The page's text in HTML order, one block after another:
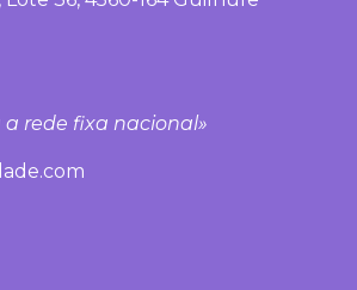
rede fixa nacional»